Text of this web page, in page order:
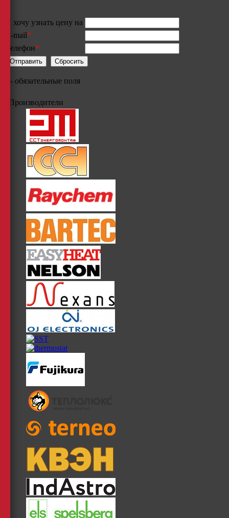
Я хочу узнать цену на
E-mail*
Телефон*
- обязательные поля
Производители